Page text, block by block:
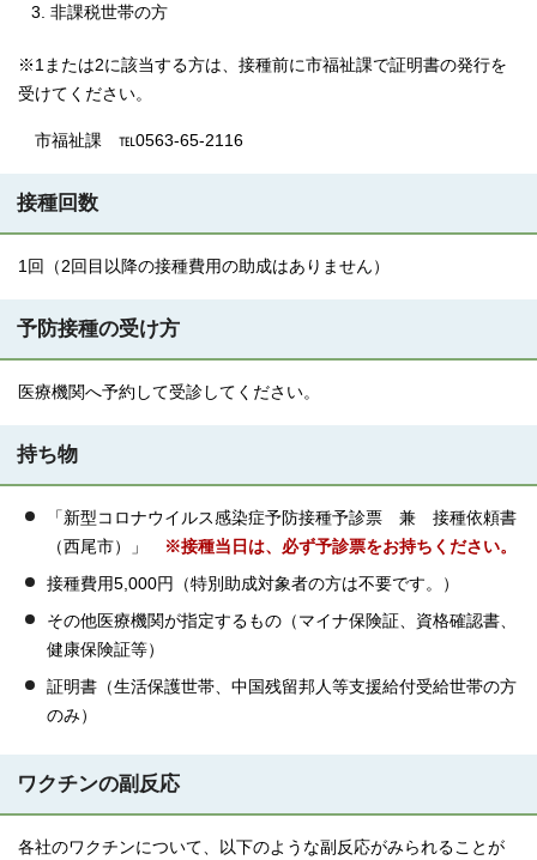
非課税世帯の方
※1または2に該当する方は、接種前に市福祉課で証明書の発行を
受けてください。
市福祉課 ℡0563-65-2116
接種回数
1回（2回目以降の接種費用の助成はありません）
予防接種の受け方
医療機関へ予約して受診してください。
持ち物
「新型コロナウイルス感染症予防接種予診票 兼 接種依頼書
（西尾市）」
※接種当日は、必ず予診票をお持ちください。
接種費用5,000円（特別助成対象者の方は不要です。）
その他医療機関が指定するもの（マイナ保険証、資格確認書、
健康保険証等）
証明書（生活保護世帯、中国残留邦人等支援給付受給世帯の方
のみ）
ワクチンの副反応
各社のワクチンについて、以下のような副反応がみられることが